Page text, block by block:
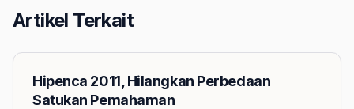
Artikel Terkait
Hipenca 2011, Hilangkan Perbedaan
Satukan Pemahaman